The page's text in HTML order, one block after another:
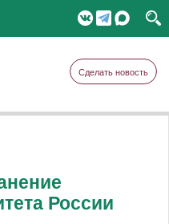
Сделать новость
России